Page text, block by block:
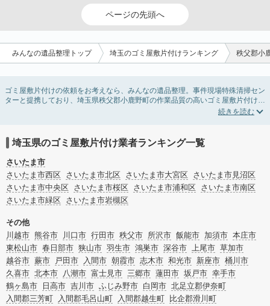
ページの先頭へ
みんなの遺品整理トップ 埼玉のゴミ屋敷片付けランキング 秩父郡小
ゴミ屋敷片付けの依頼をお考えなら、みんなの遺品整理。事件現場特殊清掃セン
ターと提携しており、埼玉県秩父郡小鹿野町の作業品質の高いゴミ屋敷片付け業
者を掲載しています。汚部屋の片付けに伴う不用品の処分・回収・引き取りか
臭脱臭など絞り込み条件を利用し検索してみましょう。ゴミ屋敷になってしまう
方は高齢で体力的に掃除するのが難しい、認知症やセルフネグレクトになってし
まう、精神的なストレスなど様々な原因があります。
またお役立ち情報も豊富なので、部屋を埋めつくす大量のゴミを自力で片付ける
方法についてもチェックしてみてください。
埼玉県のゴミ屋敷片付け業者ランキング一覧
さいたま市
さいたま市西区
さいたま市北区 さいたま市大宮区
さいたま市見沼区
さいたま市中央区
さいたま市桜区 さいたま市浦和区
さいたま市南区
さいたま市緑区
さいたま市岩槻区
その他
川越市 熊谷市 川口市 行田市 秩父市 所沢市 飯能市 加須市 本庄市
東松山市 春日部市 狭山市 羽生市 鴻巣市 深谷市 上尾市 草加市
越谷市 蕨市 戸田市 入間市 朝霞市 志木市 和光市 新座市 桶川市
久喜市 北本市 八潮市 富士見市 三郷市 蓮田市 坂戸市 幸手市
鶴ヶ島市
日高市 吉川市 ふじみ野市 白岡市 北足立郡伊奈町
入間郡三芳町
入間郡毛呂山町 入間郡越生町
比企郡滑川町